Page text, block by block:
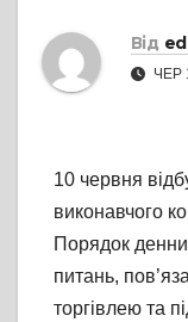
Від
ЧЕР
10 червня
виконавчого
Порядок
питань,
торгівлею та